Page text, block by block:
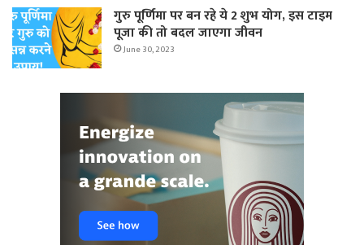
गुरु पूर्णिमा पर बन रहे ये 2 शुभ योग, इस टाइम
पूजा की तो बदल जाएगा जीवन
June 30, 2023